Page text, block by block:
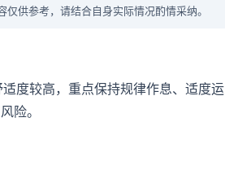
供参考，请结合自身实际情况酌情采纳。
度较高，重点保持规律作息、适度运
险。